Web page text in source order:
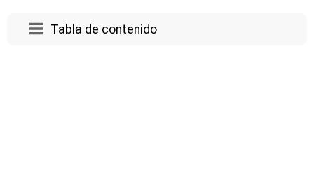
Tabla de contenido